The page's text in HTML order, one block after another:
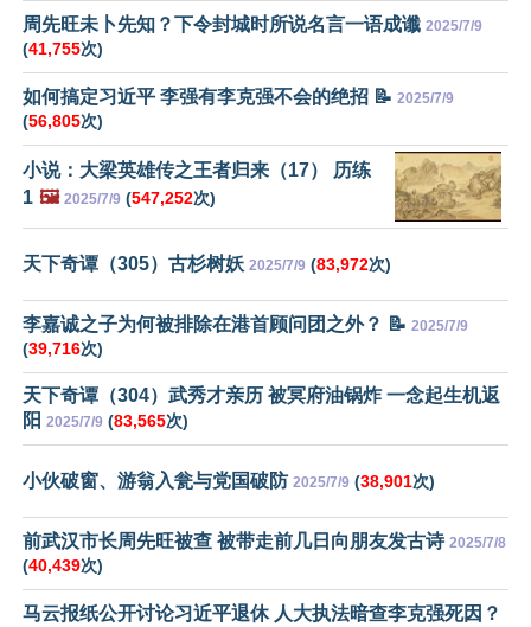
周先旺未卜先知？下令封城时所说名言一语成谶 2025/7/9
(41,755次)
如何搞定习近平 李强有李克强不会的绝招 📝 2025/7/9
(56,805次)
小说：大梁英雄传之王者归来（17） 历练
1 🖼️ 2025/7/9 (547,252次)
天下奇谭（305）古杉树妖 2025/7/9 (83,972次)
李嘉诚之子为何被排除在港首顾问团之外？ 📝 2025/7/9
(39,716次)
天下奇谭（304）武秀才亲历 被冥府油锅炸 一念起生机返
阳 2025/7/9 (83,565次)
小伙破窗、游翁入瓮与党国破防 2025/7/9 (38,901次)
前武汉市长周先旺被查 被带走前几日向朋友发古诗 2025/7/8
(40,439次)
马云报纸公开讨论习近平退休 人大执法暗查李克强死因？